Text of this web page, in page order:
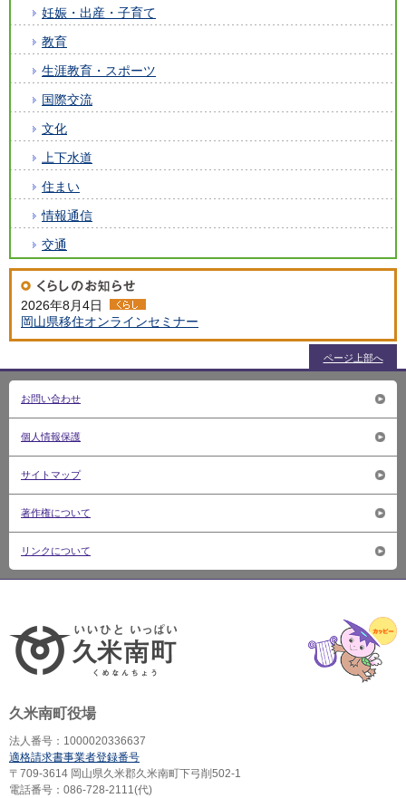
妊娠・出産・子育て
教育
生涯教育・スポーツ
国際交流
文化
上下水道
住まい
情報通信
交通
2026年8月4日
岡山県移住オンラインセミナー
ページ上部へ
お問い合わせ
個人情報保護
サイトマップ
著作権について
リンクについて
いい
久米南町役場
法人番号：1000020336637
適格請求書事業者登録番号
〒709-3614 岡山県久米郡久米南町下弓削502-1
電話番号：086-728-2111(代)